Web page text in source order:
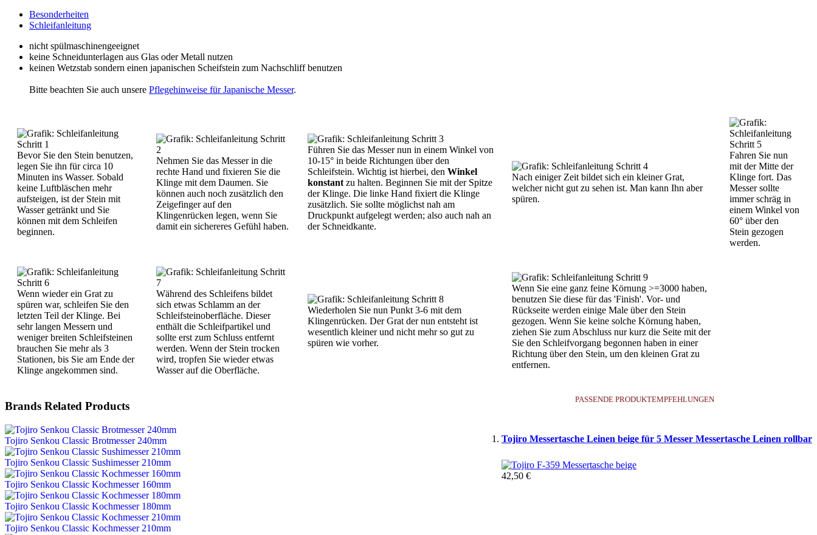
Besonderheiten
Schleifanleitung
nicht spülmaschinengeeignet
keine Schneidunterlagen aus Glas oder Metall nutzen
keinen Wetzstab sondern einen japanischen Scheifstein zum Nachschliff benutzen
Bitte beachten Sie auch unsere Pflegehinweise für Japanische Messer.
Bevor Sie den Stein benutzen,
legen Sie ihn für circa 10
Minuten ins Wasser. Sobald
keine Luftbläschen mehr
aufsteigen, ist der Stein mit
Wasser getränkt und Sie
können mit dem Schleifen
beginnen.
Nehmen Sie das Messer in die
rechte Hand und fixieren Sie die
Klinge mit dem Daumen. Sie
können auch noch zusätzlich den
Zeigefinger auf den
Klingenrücken legen, wenn Sie
damit ein sichereres Gefühl haben.
Führen Sie das Messer nun in einem Winkel von
10-15° in beide Richtungen über den
Schleifstein. Wichtig ist hierbei, den Winkel
konstant zu halten. Beginnen Sie mit der Spitze
der Klinge. Die linke Hand fixiert die Klinge
zusätzlich. Sie sollte möglichst nah am
Druckpunkt aufgelegt werden; also auch nah an
der Schneidkante.
Nach einiger Zeit bildet sich ein kleiner Grat,
welcher nicht gut zu sehen ist. Man kann Ihn aber
spüren.
Fahren Sie nun
mit der Mitte der
Klinge fort. Das
Messer sollte
immer schräg in
einem Winkel von
60° über den
Stein gezogen
werden.
Wenn wieder ein Grat zu
spüren war, schleifen Sie den
letzten Teil der Klinge. Bei
sehr langen Messern und
weniger breiten Schleifsteinen
brauchen Sie mehr als 3
Stationen, bis Sie am Ende der
Klinge angekommen sind.
Während des Schleifens bildet
sich etwas Schlamm an der
Schleifsteinoberfläche. Dieser
enthält die Schleifpartikel und
sollte erst zum Schluss entfernt
werden. Wenn der Stein trocken
wird, tropfen Sie wieder etwas
Wasser auf die Oberfläche.
Wiederholen Sie nun Punkt 3-6 mit dem
Klingenrücken. Der Grat der nun entsteht ist
wesentlich kleiner und nicht mehr so gut zu
spüren wie vorher.
Wenn Sie eine ganz feine Körnung >=3000 haben,
benutzen Sie diese für das 'Finish'. Vor- und
Rückseite werden einige Male über den Stein
gezogen. Wenn Sie keine solche Körnung haben,
ziehen Sie zum Abschluss nur kurz die Seite mit der
Sie den Schleifvorgang begonnen haben in einer
Richtung über den Stein, um den kleinen Grat zu
entfernen.
PASSENDE PRODUKTEMPFEHLUNGEN
Tojiro Messertasche Leinen beige für 5 Messer Messertasche Leinen rollbar
42,50 €
Brands Related Products
Tojiro Senkou Classic Brotmesser 240mm
Tojiro Senkou Classic Sushimesser 210mm
Tojiro Senkou Classic Kochmesser 160mm
Tojiro Senkou Classic Kochmesser 180mm
Tojiro Senkou Classic Kochmesser 210mm